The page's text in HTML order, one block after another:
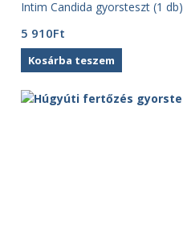
Intim Candida gyorsteszt (1 db)
5 910Ft
Kosárba teszem